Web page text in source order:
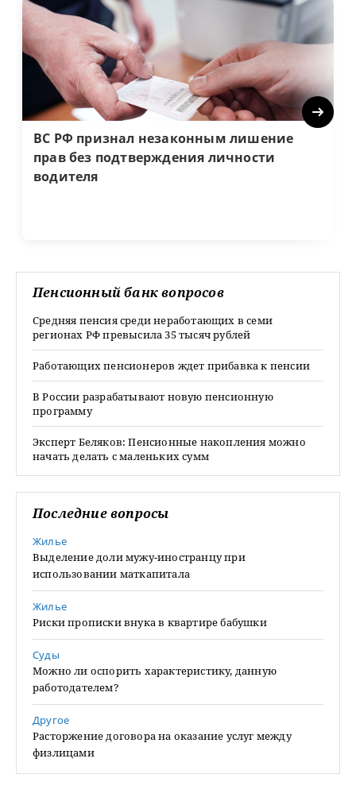
ВС РФ признал незаконным лишение
прав без подтверждения личности
водителя
Next
Пенсионный банк вопросов
Средняя пенсия среди неработающих в семи
регионах РФ превысила 35 тысяч рублей
Работающих пенсионеров ждет прибавка к пенсии
В России разрабатывают новую пенсионную
программу
Эксперт Беляков: Пенсионные накопления можно
начать делать с маленьких сумм
Последние вопросы
Жилье
Выделение доли мужу-иностранцу при
использовании маткапитала
Жилье
Риски прописки внука в квартире бабушки
Суды
Можно ли оспорить характеристику, данную
работодателем?
Другое
Расторжение договора на оказание услуг между
физлицами